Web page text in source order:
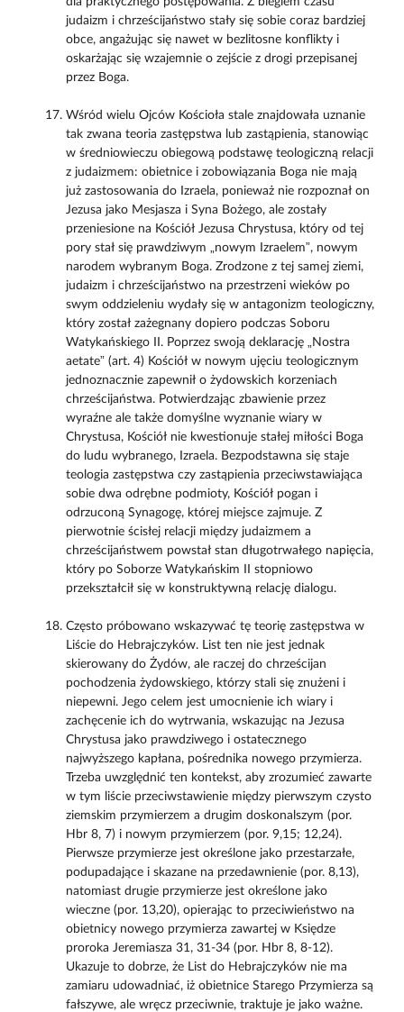
judaizm i chrześcijaństwo stały się sobie coraz bardziej
obce, angażując się nawet w bezlitosne konflikty i
oskarżając się wzajemnie o zejście z drogi przepisanej
przez Boga.
Wśród wielu Ojców Kościoła stale znajdowała uznanie
tak zwana teoria zastępstwa lub zastąpienia, stanowiąc
w średniowieczu obiegową podstawę teologiczną relacji
z judaizmem: obietnice i zobowiązania Boga nie mają
już zastosowania do Izraela, ponieważ nie rozpoznał on
Jezusa jako Mesjasza i Syna Bożego, ale zostały
przeniesione na Kościół Jezusa Chrystusa, który od tej
pory stał się prawdziwym „nowym Izraelem”, nowym
narodem wybranym Boga. Zrodzone z tej samej ziemi,
judaizm i chrześcijaństwo na przestrzeni wieków po
swym oddzieleniu wydały się w antagonizm teologiczny,
który został zażegnany dopiero podczas Soboru
Watykańskiego II. Poprzez swoją deklarację „Nostra
aetate” (art. 4) Kościół w nowym ujęciu teologicznym
jednoznacznie zapewnił o żydowskich korzeniach
chrześcijaństwa. Potwierdzając zbawienie przez
wyraźne ale także domyślne wyznanie wiary w
Chrystusa, Kościół nie kwestionuje stałej miłości Boga
do ludu wybranego, Izraela. Bezpodstawna się staje
teologia zastępstwa czy zastąpienia przeciwstawiająca
sobie dwa odrębne podmioty, Kościół pogan i
odrzuconą Synagogę, której miejsce zajmuje. Z
pierwotnie ścisłej relacji między judaizmem a
chrześcijaństwem powstał stan długotrwałego napięcia,
który po Soborze Watykańskim II stopniowo
przekształcił się w konstruktywną relację dialogu.
Często próbowano wskazywać tę teorię zastępstwa w
Liście do Hebrajczyków. List ten nie jest jednak
skierowany do Żydów, ale raczej do chrześcijan
pochodzenia żydowskiego, którzy stali się znużeni i
niepewni. Jego celem jest umocnienie ich wiary i
zachęcenie ich do wytrwania, wskazując na Jezusa
Chrystusa jako prawdziwego i ostatecznego
najwyższego kapłana, pośrednika nowego przymierza.
Trzeba uwzględnić ten kontekst, aby zrozumieć zawarte
w tym liście przeciwstawienie między pierwszym czysto
ziemskim przymierzem a drugim doskonalszym (por.
Hbr 8, 7) i nowym przymierzem (por. 9,15; 12,24).
Pierwsze przymierze jest określone jako przestarzałe,
podupadające i skazane na przedawnienie (por. 8,13),
natomiast drugie przymierze jest określone jako
wieczne (por. 13,20), opierając to przeciwieństwo na
obietnicy nowego przymierza zawartej w Księdze
proroka Jeremiasza 31, 31-34 (por. Hbr 8, 8-12).
Ukazuje to dobrze, że List do Hebrajczyków nie ma
zamiaru udowadniać, iż obietnice Starego Przymierza są
fałszywe, ale wręcz przeciwnie, traktuje je jako ważne.